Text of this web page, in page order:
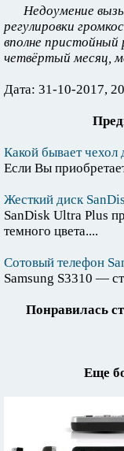
Недоумение
регулировки
вполне пристойный
четвёртый месяц,
Дата: 31-10-2017,
Какой бывает чехол
Если Вы
Жесткий диск
SanDisk Ultra Plus
темного цвета....
Сотовый телефон
Samsung S3310 —
Понравилась
Еще